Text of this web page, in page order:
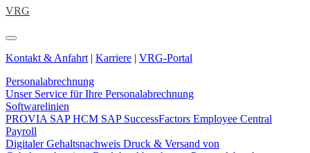
VRG
Kontakt & Anfahrt | Karriere | VRG-Portal
Personalabrechnung
Unser Service für Ihre Personalabrechnung
Softwarelinien
PROVIA SAP HCM SAP SuccessFactors Employee Central
Payroll
Digitaler Gehaltsnachweis Druck & Versand von